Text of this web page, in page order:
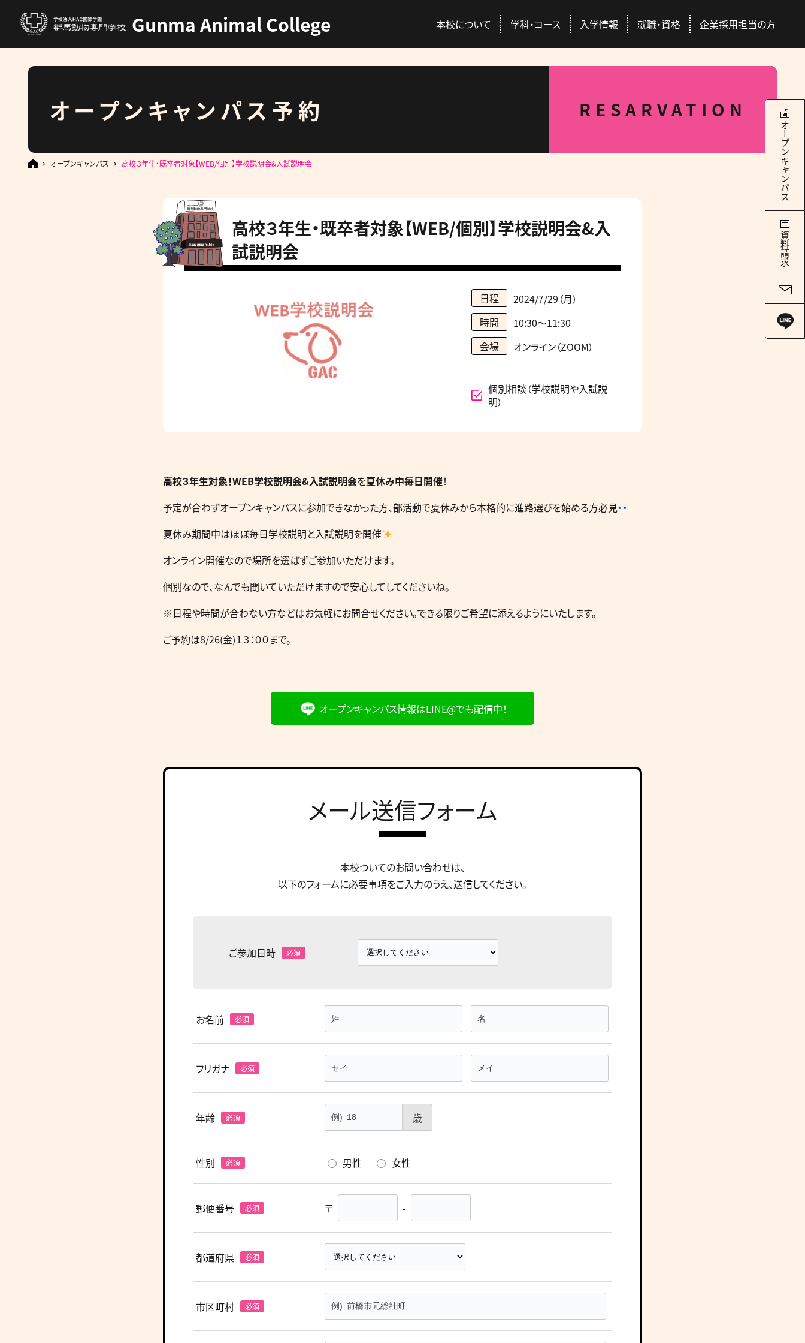
Gunma Animal College 本校について
ABOUT US
本校の特徴
先輩が感じる本校の魅力
4つのキャンパス
GAC Report
学科・コース
COURSES
動物総合学科
ドッグトレーナー
どのコースを選んでも
入学情報
ENTRANCE EXAMINATION INFORMATION
AO入試
募集概要・学費・入学サポート
Q&A
全国出身校
就職・資格
CERTIFICATION / SEEK EMPLYMENT
資格取得
国際ペット団体との連携
企業採用担当の方
オープンキャンパス
資料請求
オープンキャンパス予約 RESARVATION
オープンキャンパス 高校３年生・既卒者対象【WEB/個別】学校説明会&入試説明会
高校３年生・既卒者対象【WEB/個別】学校説明会&入
試説明会
日程
2024/7/29（月）
時間
10:30～11:30
会場
オンライン（ZOOM）
個別相談（学校説明や入試説
明）
高校３年生対象！WEB学校説明会&入試説明会を夏休み中毎日開催！
予定が合わずオープンキャンパスに参加できなかった方、部活動で夏休みから本格的に進路選びを始める方必見
夏休み期間中はほぼ毎日学校説明と入試説明を開催
オンライン開催なので場所を選ばずご参加いただけます。
個別なので、なんでも聞いていただけますので安心してしてくださいね。
※日程や時間が合わない方などはお気軽にお問合せください。できる限りご希望に添えるようにいたします。
ご予約は8/26(金)１３：００まで。
オープンキャンパス情報はLINE@でも配信中！
メール送信フォーム
本校ついてのお問い合わせは、
以下のフォームに必要事項をご入力のうえ、送信してください。
ご参加日時
お名前
フリガナ
年齢 歳
性別 男性 女性
郵便番号 〒 -
都道府県
市区町村